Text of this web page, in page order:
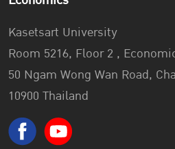
Kasetsart University
Room 5216, Floor 2 ,
50 Ngam Wong Wan Road,
10900 Thailand